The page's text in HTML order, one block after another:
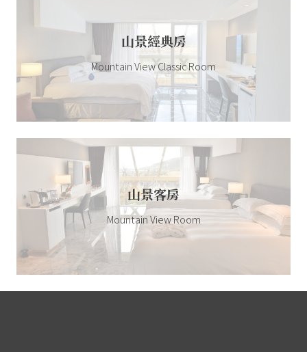
山景經典房
Mountain View Classic Room
山景客房
Mountain View Room